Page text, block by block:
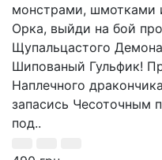
монстрами, шмотками
Орка, выйди на бой
Щупальцастого
Шипованый Гульфик!
Наплечного
запасись Чесоточным
под..